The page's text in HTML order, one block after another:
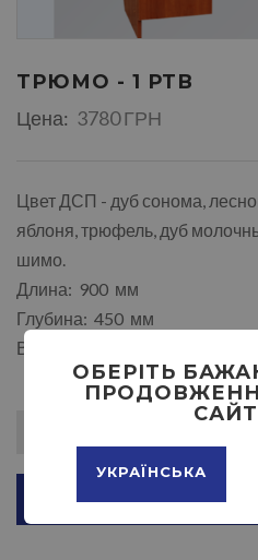
ТРЮМО - 1 РТВ
Цена: 3780 ГРН
Цвет ДСП - дуб сонома,
яблоня, трюфель, дуб
шимо.
Длина: 900 мм
Глубина: 450 мм
Высота: 1540 мм
ДОБАВИТЬ В КОРЗИНУ
ОБЕРІТЬ
УКРАЇНСЬКА